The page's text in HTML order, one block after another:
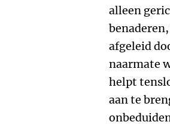
alleen
afgeleid
naarmate
helpt
aan te